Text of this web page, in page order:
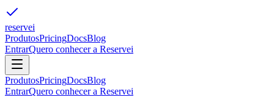
reservei
ProdutosPricingDocsBlog
EntrarQuero conhecer a Reservei
ProdutosPricingDocsBlog
EntrarQuero conhecer a Reservei